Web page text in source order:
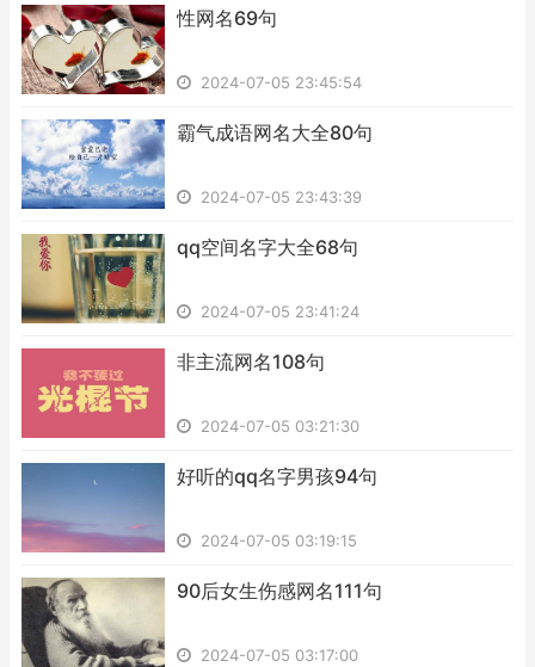
​性网名69句
2024-07-05 23:45:54
​霸气成语网名大全80句
2024-07-05 23:43:39
​qq空间名字大全68句
2024-07-05 23:41:24
​非主流网名108句
2024-07-05 03:21:30
​好听的qq名字男孩94句
2024-07-05 03:19:15
​90后女生伤感网名111句
2024-07-05 03:17:00